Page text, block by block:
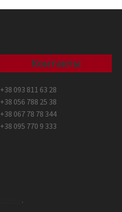
Контакты
+38 093 811 63 28
+38 056 788 25 38
+38 067 78 78 344
+38 095 770 9 333
.